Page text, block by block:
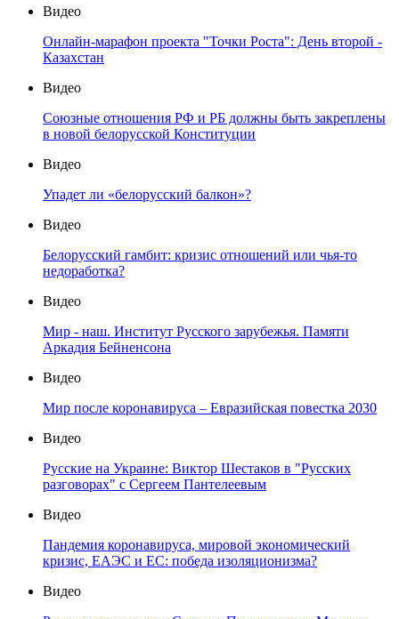
Видео
Онлайн-марафон проекта "Точки Роста": День второй -
Казахстан
Видео
Союзные отношения РФ и РБ должны быть закреплены
в новой белорусской Конституции
Видео
Упадет ли «белорусский балкон»?
Видео
Белорусский гамбит: кризис отношений или чья-то
недоработка?
Видео
Мир - наш. Институт Русского зарубежья. Памяти
Аркадия Бейненсона
Видео
Мир после коронавируса – Евразийская повестка 2030
Видео
Русские на Украине: Виктор Шестаков в "Русских
разговорах" с Сергеем Пантелеевым
Видео
Пандемия коронавируса, мировой экономический
кризис, ЕАЭС и ЕС: победа изоляционизма?
Видео